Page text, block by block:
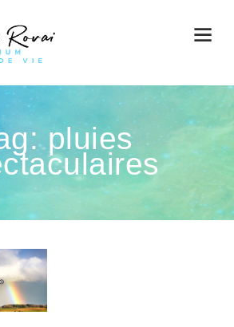
pluies